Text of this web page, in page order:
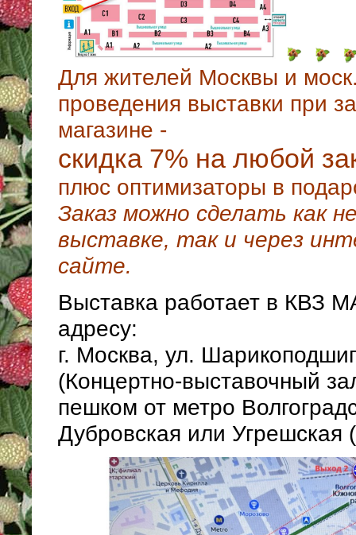
Для жителей Москвы и
проведения выставки при
магазине -
скидка 7% на любой
плюс оптимизаторы в
Заказ можно сделать как
выставке, так и через
сайте.
Выставка работает в КВЗ
адресу:
г. Москва, ул.
(Концертно-выставочный
пешком от метро
Дубровcкая или Угрешская